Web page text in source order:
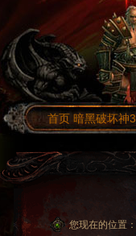
首页暗黑破坏神3
您现在的位置：